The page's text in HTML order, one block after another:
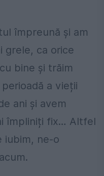
împreună și am
grele, ca orice
bine și trăim
a vieții
ani și avem
împliniți fix… Altfel
iubim, ne-o